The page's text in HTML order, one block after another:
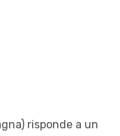
risponde a un